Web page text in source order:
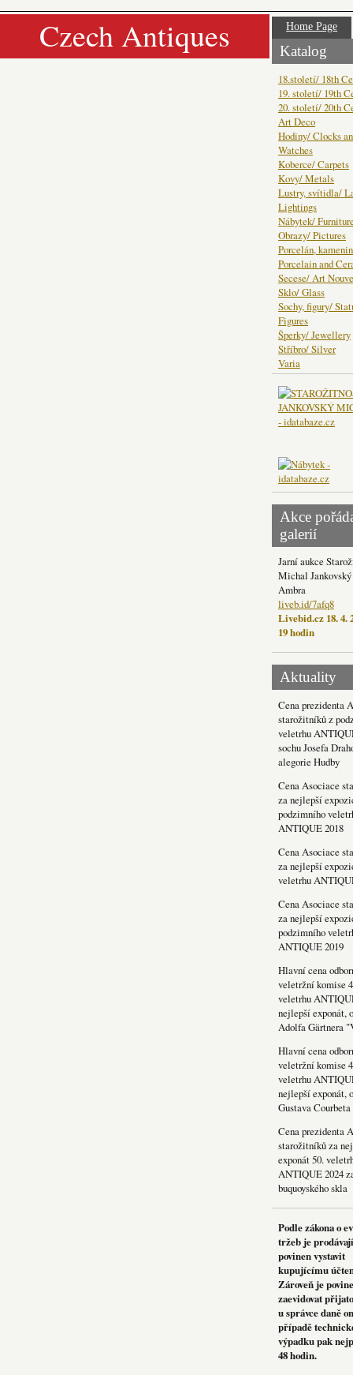
Czech Antiques Home Page
Katalog
18.století/ 18th
19. století/ 19th
20. století/ 20th
Art Deco
Hodiny/ Clocks
Watches
Koberce/ Carpets
Kovy/ Metals
Lustry, svítidla/
Lightings
Nábytek/
Obrazy/ Pictures
Porcelán,
Porcelain and
Secese/ Art
Sklo/ Glass
Sochy, figury/
Figures
Šperky/ Jewellery
Stříbro/ Silver
Varia
Akce
galerií
Jarní aukce
Michal
Ambra
liveb.id/7afq8
Livebid.cz 18. 4.
19 hodin
Aktuality
Cena prezidenta
starožitníků z
veletrhu
sochu Josefa
alegorie Hudby
Cena Asociace
za nejlepší
podzimního
ANTIQUE 2018
Cena Asociace
za nejlepší
veletrhu
Cena Asociace
za nejlepší
podzimního
ANTIQUE 2019
Hlavní cena
veletržní komise
veletrhu
nejlepší exponát,
Adolfa Gärtnera
Hlavní cena
veletržní komise
veletrhu
nejlepší exponát,
Gustava
Cena prezidenta
starožitníků za
exponát 50.
ANTIQUE 2024
buquoyského skla
Podle zákona o
tržeb je
povinen vystavit
kupujícímu
Zároveň je
zaevidovat
u správce daně
případě
výpadku pak
48 hodin.